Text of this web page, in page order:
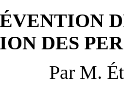
DES
Par M.